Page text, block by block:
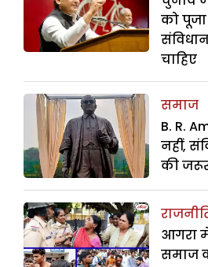
को पूजा
चाहिए
समाज
B. R.
नहीं,
की
आगरा
समाज